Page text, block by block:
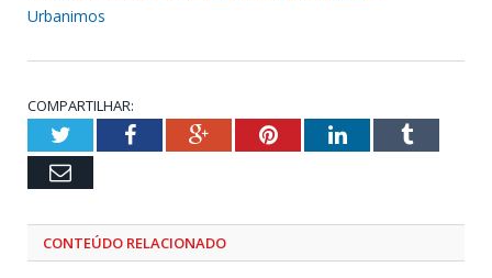
Urbanimos
COMPARTILHAR:
TwitterFacebookGoogle+PinterestLinkedInTumblr
Email
CONTEÚDO RELACIONADO